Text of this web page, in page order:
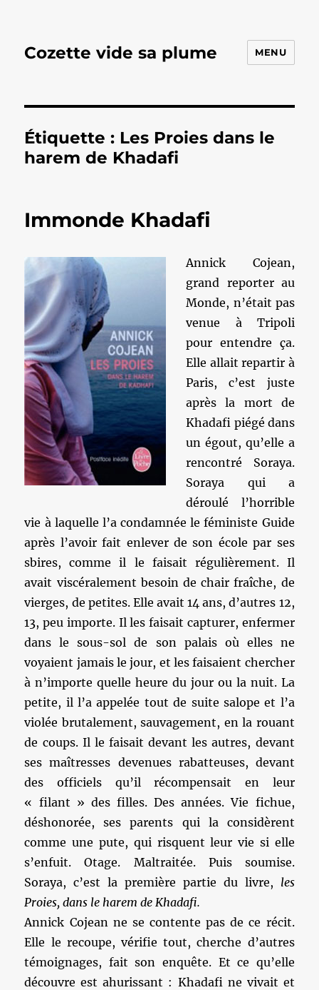
Cozette vide sa plume MENU
Étiquette : Les Proies dans le
harem de Khadafi
Immonde Khadafi
Annick Cojean,
grand reporter au
Monde, n’était pas
venue à Tripoli
pour entendre ça.
Elle allait repartir à
Paris, c’est juste
après la mort de
Khadafi piégé dans
un égout, qu’elle a
rencontré Soraya.
Soraya qui a
déroulé l’horrible
vie à laquelle l’a condamnée le féministe Guide
après l’avoir fait enlever de son école par ses
sbires, comme il le faisait régulièrement. Il
avait viscéralement besoin de chair fraîche, de
vierges, de petites. Elle avait 14 ans, d’autres 12,
13, peu importe. Il les faisait capturer, enfermer
dans le sous-sol de son palais où elles ne
voyaient jamais le jour, et les faisaient chercher
à n’importe quelle heure du jour ou la nuit. La
petite, il l’a appelée tout de suite salope et l’a
violée brutalement, sauvagement, en la rouant
de coups. Il le faisait devant les autres, devant
ses maîtresses devenues rabatteuses, devant
des officiels qu’il récompensait en leur
« filant » des filles. Des années. Vie fichue,
déshonorée, ses parents qui la considèrent
comme une pute, qui risquent leur vie si elle
s’enfuit. Otage. Maltraitée. Puis soumise.
Soraya, c’est la première partie du livre, les
Proies, dans le harem de Khadafi.
Annick Cojean ne se contente pas de ce récit.
Elle le recoupe, vérifie tout, cherche d’autres
témoignages, fait son enquête. Et ce qu’elle
découvre est ahurissant : Khadafi ne vivait et